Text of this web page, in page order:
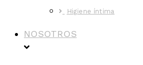
Higiene íntima
NOSOTROS